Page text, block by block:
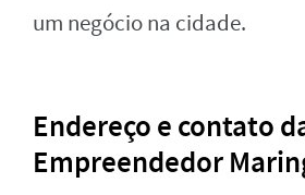
um negócio na cidade.
Endereço e contato
Empreendedor